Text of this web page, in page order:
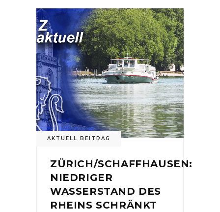
AKTUELL BEITRAG
ZÜRICH/SCHAFFHAUSEN:
NIEDRIGER
WASSERSTAND DES
RHEINS SCHRÄNKT